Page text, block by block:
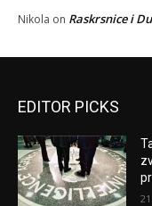
Nikola on Raskrsnice i
EDITOR PICKS